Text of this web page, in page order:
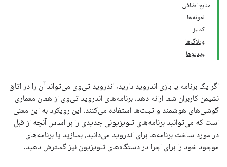
منابع اضافی
نمونه‌ها
کدلبز
وبلاگ‌ها
ویدیوها
اگر یک برنامه یا بازی اندروید دارید، اندروید تی‌وی می‌تواند آن را در اتاق
نشیمن کاربران شما ارائه دهد. برنامه‌های اندروید تی‌وی از همان معماری
گوشی‌های هوشمند و تبلت‌ها استفاده می‌کنند. این رویکرد به این معنی
است که می‌توانید برنامه‌های تلویزیونی جدیدی را بر اساس آنچه از قبل
در مورد ساخت برنامه‌ها برای اندروید می‌دانید، بسازید یا برنامه‌های
موجود خود را برای اجرا در دستگاه‌های تلویزیون نیز گسترش دهید.